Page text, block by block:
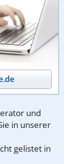
und
in unserer
gelistet in